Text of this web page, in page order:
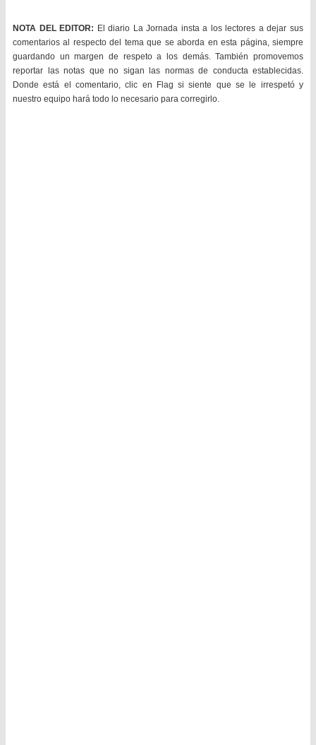
NOTA DEL EDITOR: El diario La Jornada insta a los lectores a dejar sus
comentarios al respecto del tema que se aborda en esta página, siempre
guardando un margen de respeto a los demás. También promovemos
reportar las notas que no sigan las normas de conducta establecidas.
Donde está el comentario, clic en Flag si siente que se le irrespetó y
nuestro equipo hará todo lo necesario para corregirlo.